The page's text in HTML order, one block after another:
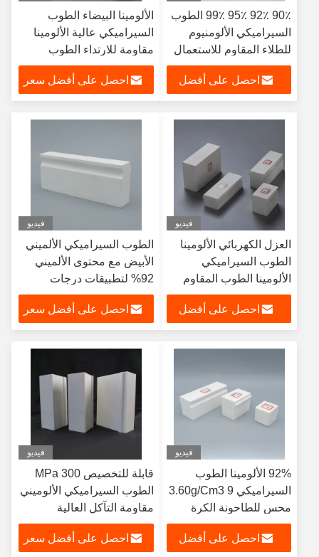
90٪ 92٪ 95٪ 99٪ الطوب
السيراميكي الألومنيوم
للطلاء المقاوم للاستعمال
في مطحنة الكرات
احصل على أفضل
الألومينا البيضاء الطوب
السيراميكي عالية الألومينا
مقاومة للارتداء الطوب
مقاومة للتآكل
احصل على أفضل سعر
فيديو
العزل الكهربائي الألومينا
الطوب السيراميكي
الألومينا الطوب المقاوم
للنيران 9 موهس
احصل على أفضل
فيديو
الطوب السيراميكي الألميني
الأبيض مع محتوى الألميني
92% لتطبيقات درجات
الحرارة العالية
احصل على أفضل سعر
فيديو
92% الألومينا الطوب
السيراميكي 3.60g/Cm3 9
محس للطاحونة الكرة
والأنابيب
احصل على أفضل
فيديو
قابلة للتخصيص 300 MPa
الطوب السيراميكي الألوميني
مقاومة التآكل العالية
احصل على أفضل سعر